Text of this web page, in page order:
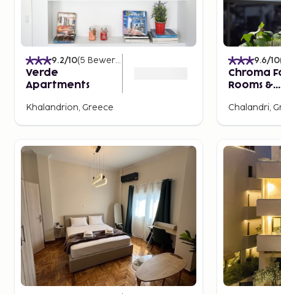
9.2/10(5 Bewertungen
Verde
Apartments
Khalandrion, Greece
9.6/10
Chroma
Rooms &
Chalandri,